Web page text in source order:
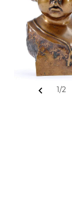
chevron_left 1/2